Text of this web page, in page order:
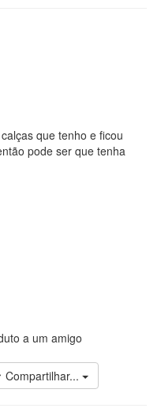
que tenho e ficou
pode ser que tenha
a um amigo
Compartilhar...